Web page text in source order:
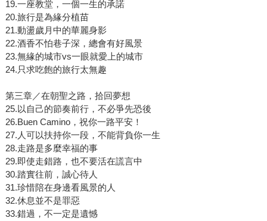
19.一座教堂，一個一生的承諾
20.旅行是為緣分植苗
21.動盪歲月中的華麗身影
22.酒香不怕巷子深，總會有好風景
23.無緣的城市vs一眼就愛上的城市
24.只求吃飽的旅行太無趣
第三章／在朝聖之路，拾回夢想
25.以自己的節奏前行，不必爭先恐後
26.Buen Camino，祝你一路平安！
27.人可以扶持你一段，不能背負你一生
28.走路是多麼幸福的事
29.即使走錯路，也不要活在謊言中
30.踏實往前，誠心待人
31.珍惜陪在身邊看風景的人
32.休息並不是罪惡
33.錯過，不一定是遺憾